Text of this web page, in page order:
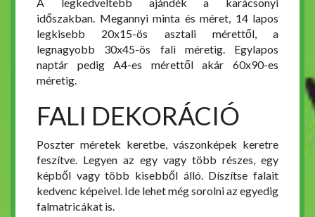
időszakban. Megannyi minta és méret, 14 lapos
legkisebb 20x15-ös asztali mérettől, a
legnagyobb 30x45-ös fali méretig. Egylapos
naptár pedig A4-es mérettől akár 60x90-es
méretig.
FALI DEKORÁCIÓ
Poszter méretek keretbe, vászonképek keretre
feszítve. Legyen az egy vagy több részes, egy
képből vagy több kisebből álló. Díszítse falait
kedvenc képeivel. Ide lehet még sorolni az egyedig
falmatricákat is.